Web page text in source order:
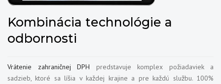
Kombinácia technológie a
odbornosti
Vrátenie zahraničnej DPH predstavuje komplex požiadaviek a
sadzieb, ktoré sa líšia v každej krajine a pre každú službu. 100%